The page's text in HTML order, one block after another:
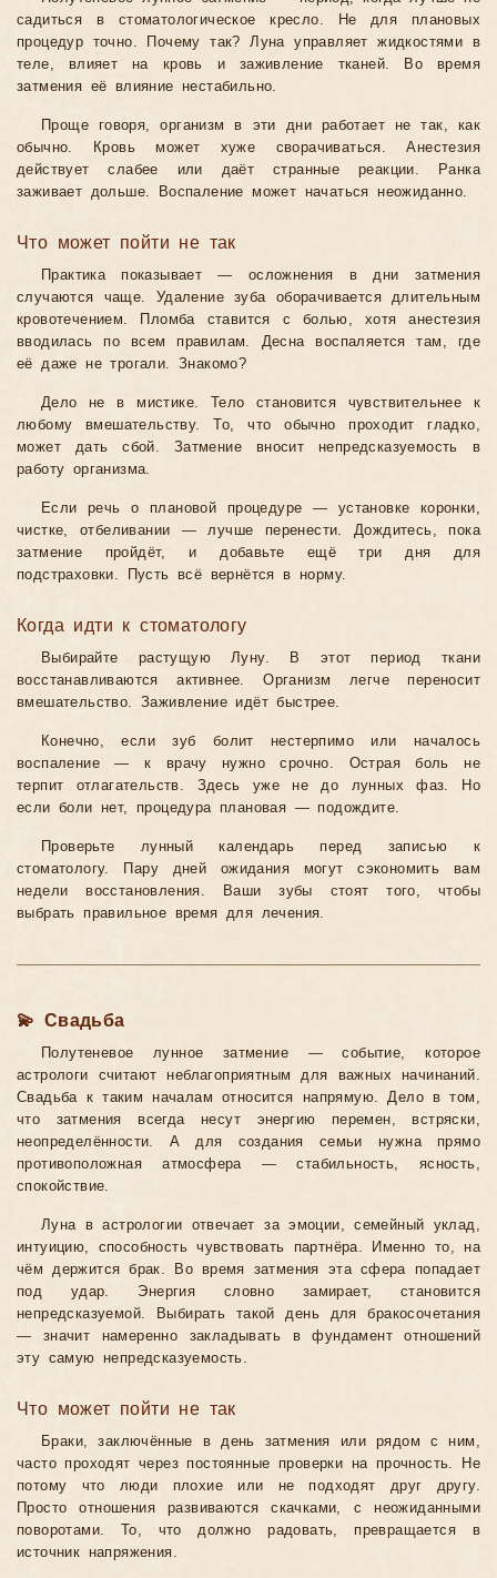
садиться в стоматологическое кресло. Не для плановых
процедур точно. Почему так? Луна управляет жидкостями в
теле, влияет на кровь и заживление тканей. Во время
затмения её влияние нестабильно.
Проще говоря, организм в эти дни работает не так, как
обычно. Кровь может хуже сворачиваться. Анестезия
действует слабее или даёт странные реакции. Ранка
заживает дольше. Воспаление может начаться неожиданно.
Что может пойти не так
Практика показывает — осложнения в дни затмения
случаются чаще. Удаление зуба оборачивается длительным
кровотечением. Пломба ставится с болью, хотя анестезия
вводилась по всем правилам. Десна воспаляется там, где
её даже не трогали. Знакомо?
Дело не в мистике. Тело становится чувствительнее к
любому вмешательству. То, что обычно проходит гладко,
может дать сбой. Затмение вносит непредсказуемость в
работу организма.
Если речь о плановой процедуре — установке коронки,
чистке, отбеливании — лучше перенести. Дождитесь, пока
затмение пройдёт, и добавьте ещё три дня для
подстраховки. Пусть всё вернётся в норму.
Когда идти к стоматологу
Выбирайте растущую Луну. В этот период ткани
восстанавливаются активнее. Организм легче переносит
вмешательство. Заживление идёт быстрее.
Конечно, если зуб болит нестерпимо или началось
воспаление — к врачу нужно срочно. Острая боль не
терпит отлагательств. Здесь уже не до лунных фаз. Но
если боли нет, процедура плановая — подождите.
Проверьте лунный календарь перед записью к
стоматологу. Пару дней ожидания могут сэкономить вам
недели восстановления. Ваши зубы стоят того, чтобы
выбрать правильное время для лечения.
💫 Свадьба
Полутеневое лунное затмение — событие, которое
астрологи считают неблагоприятным для важных начинаний.
Свадьба к таким началам относится напрямую. Дело в том,
что затмения всегда несут энергию перемен, встряски,
неопределённости. А для создания семьи нужна прямо
противоположная атмосфера — стабильность, ясность,
спокойствие.
Луна в астрологии отвечает за эмоции, семейный уклад,
интуицию, способность чувствовать партнёра. Именно то, на
чём держится брак. Во время затмения эта сфера попадает
под удар. Энергия словно замирает, становится
непредсказуемой. Выбирать такой день для бракосочетания
— значит намеренно закладывать в фундамент отношений
эту самую непредсказуемость.
Что может пойти не так
Браки, заключённые в день затмения или рядом с ним,
часто проходят через постоянные проверки на прочность. Не
потому что люди плохие или не подходят друг другу.
Просто отношения развиваются скачками, с неожиданными
поворотами. То, что должно радовать, превращается в
источник напряжения.